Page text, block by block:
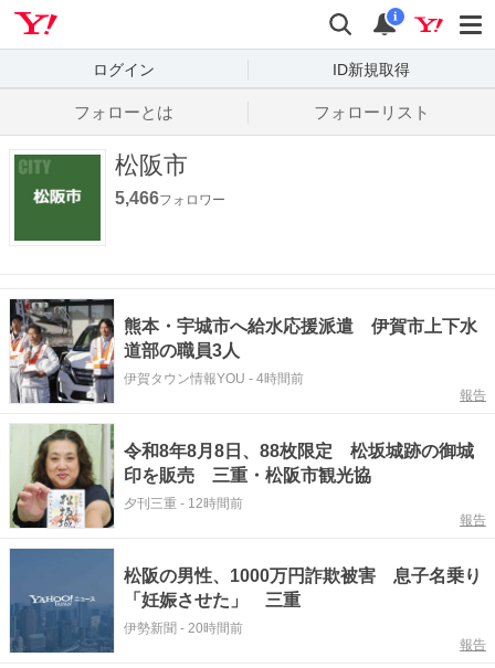
検索
通知
i
ログイン ID新規取得
フォローとは フォローリスト
松阪市
5,466フォロワー
熊本・宇城市へ給水応援派遣 伊賀市上下水
道部の職員3人
伊賀タウン情報YOU - 4時間前
報告
令和8年8月8日、88枚限定 松坂城跡の御城
印を販売 三重・松阪市観光協
夕刊三重 - 12時間前
報告
松阪の男性、1000万円詐欺被害 息子名乗り
「妊娠させた」 三重
伊勢新聞 - 20時間前
報告